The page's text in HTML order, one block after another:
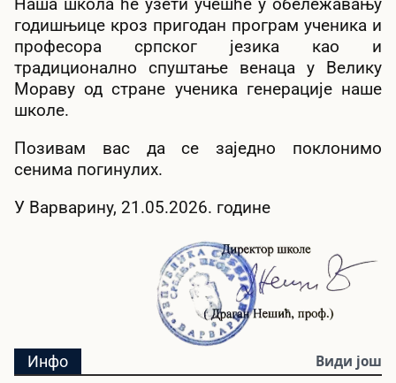
Наша школа ће узети учешће у обележавању
годишњице кроз пригодан програм ученика и
професора српског језика као и
традиционално спуштање венаца у Велику
Мораву од стране ученика генерације наше
школе.
Позивам вас да се заједно поклонимо
сенима погинулих.
У Варварину, 21.05.2026. године
Инфо Види још